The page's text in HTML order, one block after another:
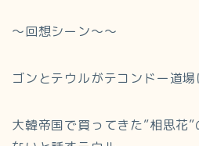
～回想シーン～～
ゴンとテウルがテコンドー道場
大韓帝国で買ってきた”相思花